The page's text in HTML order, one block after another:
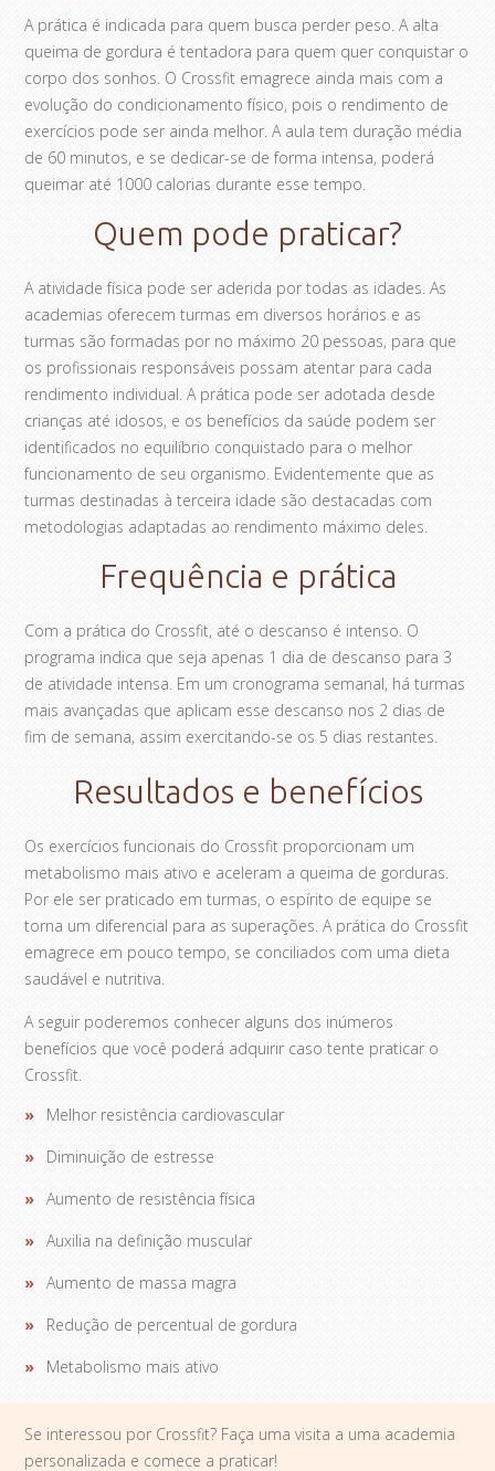
A prática é indicada para quem busca perder peso. A alta
queima de gordura é tentadora para quem quer conquistar o
corpo dos sonhos. O Crossfit emagrece ainda mais com a
evolução do condicionamento físico, pois o rendimento de
exercícios pode ser ainda melhor. A aula tem duração média
de 60 minutos, e se dedicar-se de forma intensa, poderá
queimar até 1000 calorias durante esse tempo.
Quem pode praticar?
A atividade física pode ser aderida por todas as idades. As
academias oferecem turmas em diversos horários e as
turmas são formadas por no máximo 20 pessoas, para que
os profissionais responsáveis possam atentar para cada
rendimento individual. A prática pode ser adotada desde
crianças até idosos, e os benefícios da saúde podem ser
identificados no equilíbrio conquistado para o melhor
funcionamento de seu organismo. Evidentemente que as
turmas destinadas à terceira idade são destacadas com
metodologias adaptadas ao rendimento máximo deles.
Frequência e prática
Com a prática do Crossfit, até o descanso é intenso. O
programa indica que seja apenas 1 dia de descanso para 3
de atividade intensa. Em um cronograma semanal, há turmas
mais avançadas que aplicam esse descanso nos 2 dias de
fim de semana, assim exercitando-se os 5 dias restantes.
Resultados e benefícios
Os exercícios funcionais do Crossfit proporcionam um
metabolismo mais ativo e aceleram a queima de gorduras.
Por ele ser praticado em turmas, o espírito de equipe se
torna um diferencial para as superações. A prática do Crossfit
emagrece em pouco tempo, se conciliados com uma dieta
saudável e nutritiva.
A seguir poderemos conhecer alguns dos inúmeros
benefícios que você poderá adquirir caso tente praticar o
Crossfit.
Melhor resistência cardiovascular
Diminuição de estresse
Aumento de resistência física
Auxilia na definição muscular
Aumento de massa magra
Redução de percentual de gordura
Metabolismo mais ativo
Se interessou por Crossfit? Faça uma visita a uma academia
personalizada e comece a praticar!